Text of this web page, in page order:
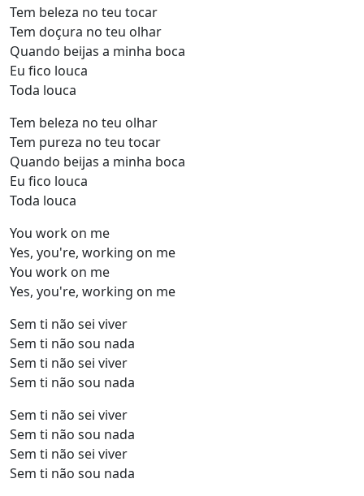
Tem beleza no teu tocar
Tem doçura no teu olhar
Quando beijas a minha boca
Eu fico louca
Toda louca
Tem beleza no teu olhar
Tem pureza no teu tocar
Quando beijas a minha boca
Eu fico louca
Toda louca
You work on me
Yes, you're, working on me
You work on me
Yes, you're, working on me
Sem ti não sei viver
Sem ti não sou nada
Sem ti não sei viver
Sem ti não sou nada
Sem ti não sei viver
Sem ti não sou nada
Sem ti não sei viver
Sem ti não sou nada